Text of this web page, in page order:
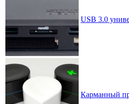
USB 3.0
Карманный